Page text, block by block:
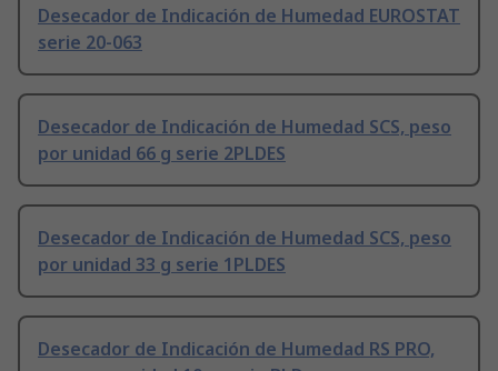
Desecador de Indicación de Humedad EUROSTAT
serie 20-063
Desecador de Indicación de Humedad SCS, peso
por unidad 66 g serie 2PLDES
Desecador de Indicación de Humedad SCS, peso
por unidad 33 g serie 1PLDES
Desecador de Indicación de Humedad RS PRO,